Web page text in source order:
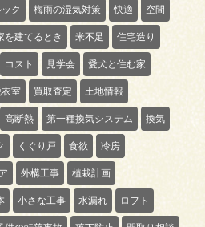
ク 梅雨の湿気対策 快適 空間
を建てるとき 米不足 住宅造り
コスト 見学会 愛犬と住む家
衣室 買取査定 土地情報
高断熱 第一種換気システム 換気
くぐり戸 食欲 冷房
外構工事 植栽計画
小さな工事 水漏れ ロフト